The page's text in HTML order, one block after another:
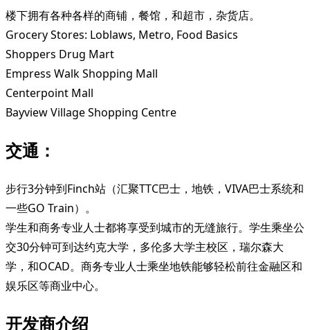
楼下拥有各种各样的商铺，餐馆，和超市，杂货店。
Grocery Stores: Loblaws, Metro, Food Basics
Shoppers Drug Mart
Empress Walk Shopping Mall
Centerpoint Mall
Bayview Village Shopping Centre
交通：
步行3分钟到Finch站（汇聚TTC巴士，地铁，VIVA巴士系统和
一些GO Train）。
学生和商务专业人士都将享受到城市的无缝旅行。学生乘坐公
交30分钟可到达约克大学，多伦多大学主校区，瑞尔森大
学，和OCAD。商务专业人士乘坐地铁能够轻松前往金融区和
娱乐区等商业中心。
开发商介绍